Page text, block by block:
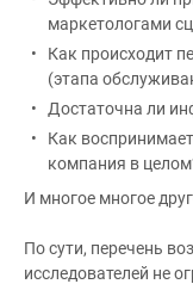
маркетологами
Как происходит
(этапа
Достаточна ли
Как
компания в
И многое многое
По сути, перечень
исследователей не